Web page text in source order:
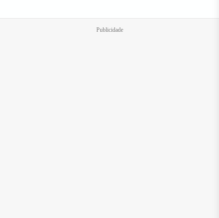
Publicidade